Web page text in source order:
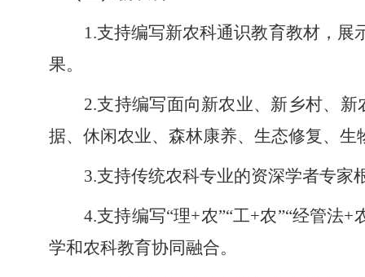
1.支持编写新农科通识教育教材，展
果。
2.支持编写面向新农业、新乡村、
据、休闲农业、森林康养、生态修复、
3.支持传统农科专业的资深学者专家
4.支持编写“理+农”“工+农”“经管法
学和农科教育协同融合。